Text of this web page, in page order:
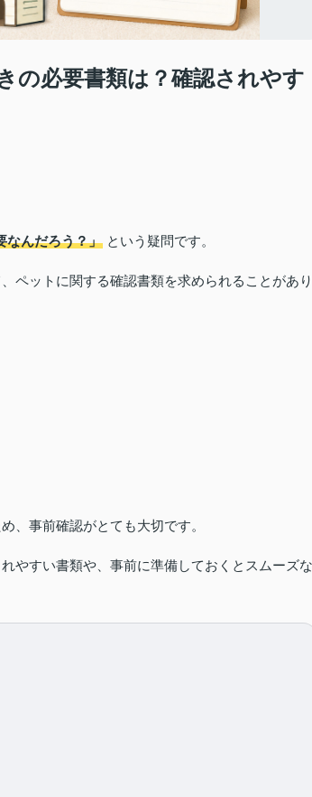
の必要書類は？確認されやす
なんだろう？」 という疑問です。
ペットに関する確認書類を求められることがあり
、事前確認がとても大切です。
やすい書類や、事前に準備しておくとスムーズな